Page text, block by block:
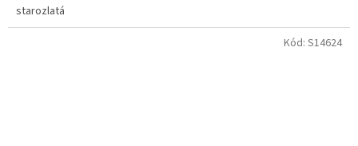
starozlatá
Kód: S14624